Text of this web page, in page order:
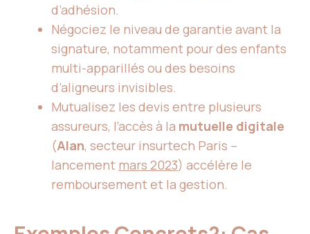
d’adhésion.
Négociez le niveau de garantie avant la
signature, notamment pour des enfants
multi-apparillés ou des besoins
d’aligneurs invisibles.
Mutualisez les devis entre plusieurs
assureurs, l’accès à la mutuelle digitale
(Alan, secteur insurtech Paris –
lancement mars 2023) accélère le
remboursement et la gestion.